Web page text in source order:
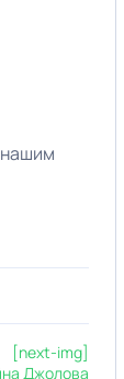
[next-img]